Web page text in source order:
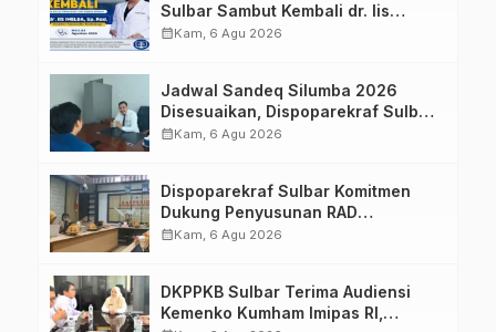
Sulbar Sambut Kembali dr. Iis
Imelda, Sp.Rad
calendar_monthKam, 6 Agu 2026
Jadwal Sandeq Silumba 2026
Disesuaikan, Dispoparekraf Sulbar
Pastikan Persiapan Tetap
calendar_monthKam, 6 Agu 2026
Dispoparekraf Sulbar Komitmen
Dukung Penyusunan RAD
TPB/SDGs Sulawesi Barat
calendar_monthKam, 6 Agu 2026
DKPPKB Sulbar Terima Audiensi
Kemenko Kumham Imipas RI,